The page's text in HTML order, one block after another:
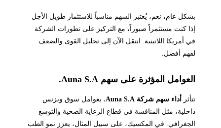
بشكل عام، نعم، يُعتبر السهم مناسباً للاستثمار طويل الأجل
إذا كنت مستثمراً صبوراً، مع التركيز على تطورات الشركة
في أمريكا اللاتينية. انتقل الآن إلى تحليل القوى والضعف
لفهم أفضل.
العوامل المؤثرة على سهم Auna S.A.
تتأثر أداء سهم شركة Auna S.A.
بعوامل سوق وبزنس
داخلية، مثل المنافسة في قطاع الرعاية الصحية والتوسع
الجغرافي. في المكسيك، على سبيل المثال، يعزز نمو الطب